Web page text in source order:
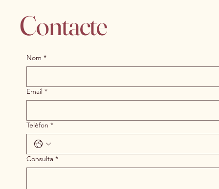
Contacte
Nom *
Email *
Telèfon *
Consulta *